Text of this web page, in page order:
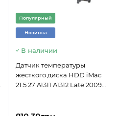
Популярный
Новинка
В наличии
Датчик температуры
жесткого диска HDD iMac
21.5 27 A1311 A1312 Late 2009